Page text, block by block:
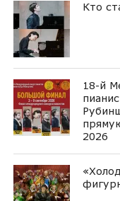
Кто
18-й
2026